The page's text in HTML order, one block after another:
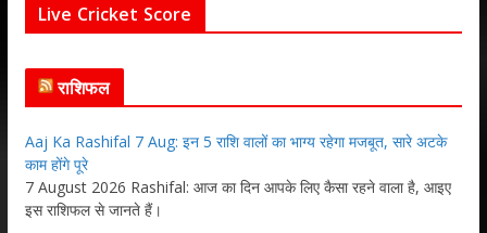
Live Cricket Score
राशिफल
Aaj Ka Rashifal 7 Aug: इन 5 राशि वालों का भाग्य रहेगा मजबूत, सारे अटके
काम होंगे पूरे
7 August 2026 Rashifal: आज का दिन आपके लिए कैसा रहने वाला है, आइए
इस राशिफल से जानते हैं।